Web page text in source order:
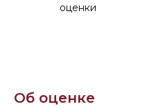
оценки
Об оценке